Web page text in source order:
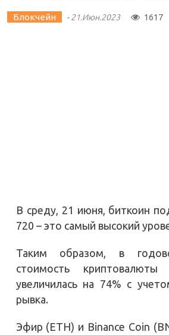
Блокчейн -21.Июн.2023 1617
В среду, 21 июня, биткоин
720 – это самый высокий
Таким образом, в
стоимость
увеличилась на 74% с
рывка.
Эфир (ETH) и Binance Coin